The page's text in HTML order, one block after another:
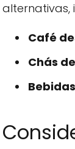
alternativas,
Café
Chás